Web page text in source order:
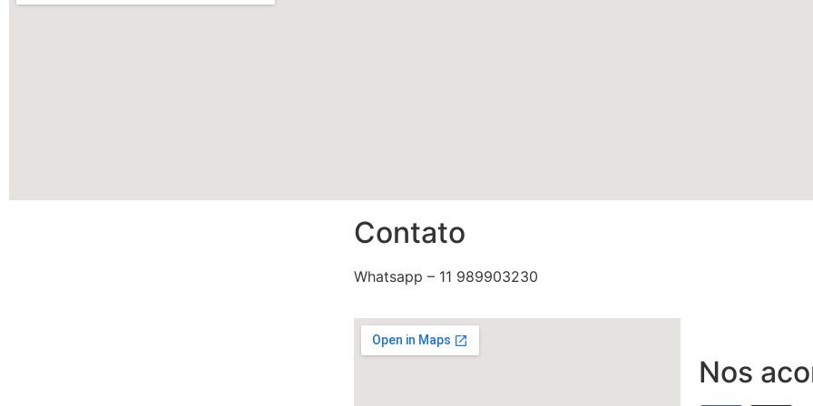
Contato
Whatsapp – 11 989903230
Nos